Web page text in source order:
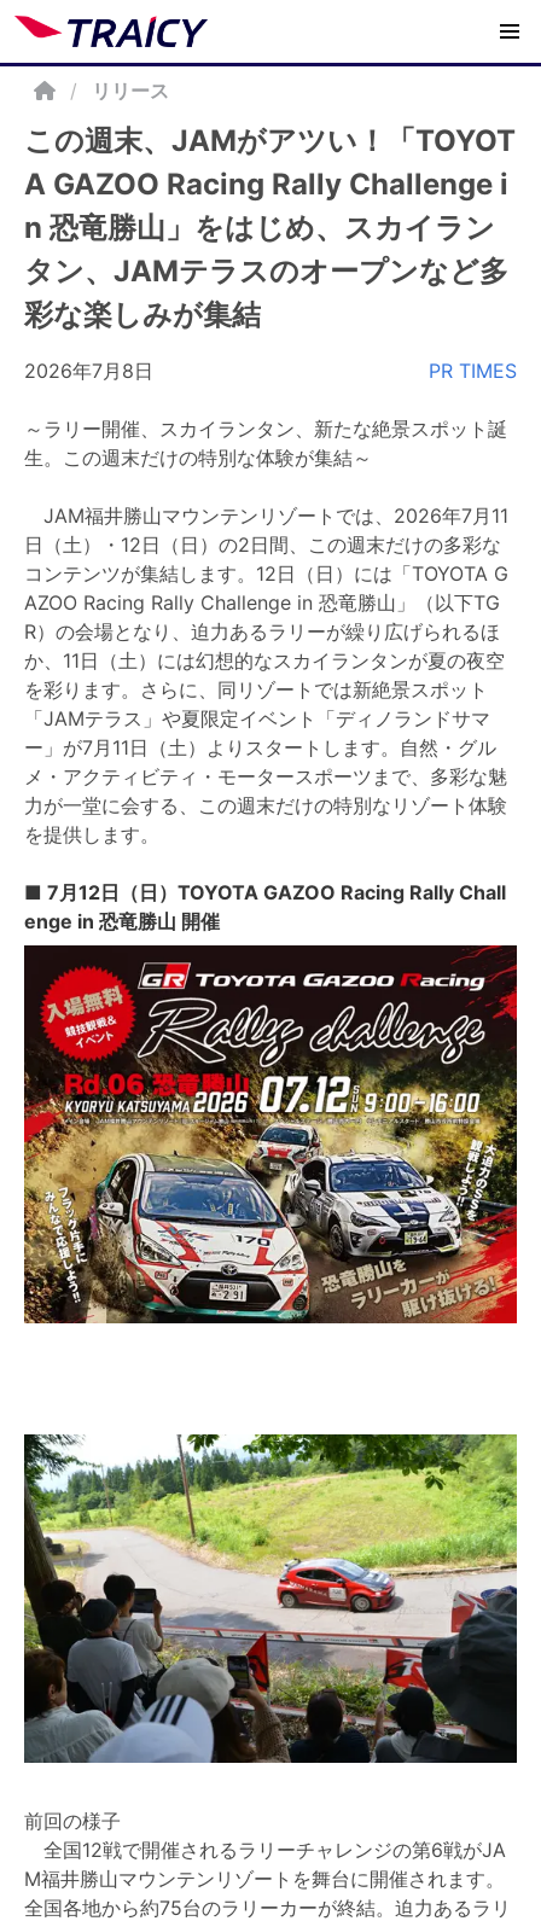
/ リリース
この週末、JAMがアツい！「TOYOT
A GAZOO Racing Rally Challenge i
n 恐竜勝山」をはじめ、スカイラン
タン、JAMテラスのオープンなど多
彩な楽しみが集結
2026年7月8日 PR TIMES
～ラリー開催、スカイランタン、新たな絶景スポット誕
生。この週末だけの特別な体験が集結～
JAM福井勝山マウンテンリゾートでは、2026年7月11
日（土）・12日（日）の2日間、この週末だけの多彩な
コンテンツが集結します。12日（日）には「TOYOTA G
AZOO Racing Rally Challenge in 恐竜勝山」（以下TG
R）の会場となり、迫力あるラリーが繰り広げられるほ
か、11日（土）には幻想的なスカイランタンが夏の夜空
を彩ります。さらに、同リゾートでは新絶景スポット
「JAMテラス」や夏限定イベント「ディノランドサマ
ー」が7月11日（土）よりスタートします。自然・グル
メ・アクティビティ・モータースポーツまで、多彩な魅
力が一堂に会する、この週末だけの特別なリゾート体験
を提供します。
■ 7月12日（日）TOYOTA GAZOO Racing Rally Chall
enge in 恐竜勝山 開催
前回の様子
全国12戦で開催されるラリーチャレンジの第6戦がJA
M福井勝山マウンテンリゾートを舞台に開催されます。
全国各地から約75台のラリーカーが終結。迫力あるラリ